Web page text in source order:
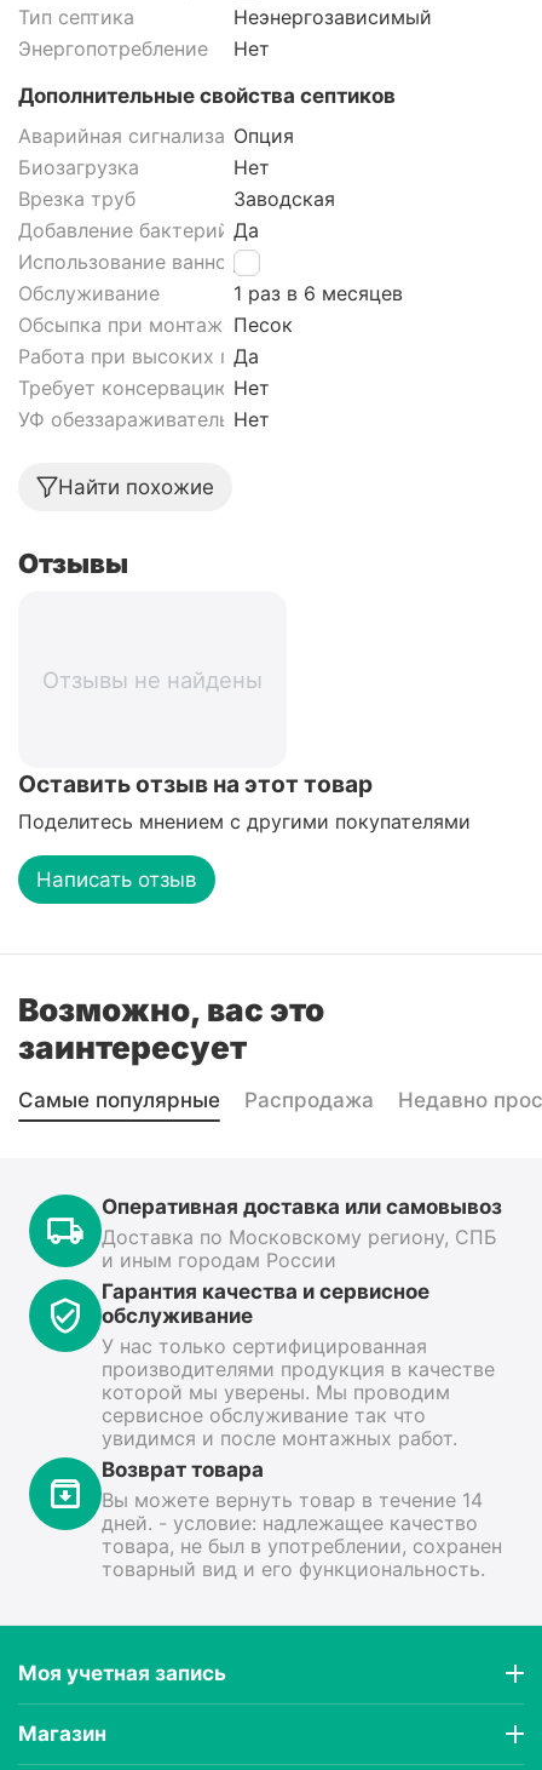
Тип септика
Неэнергозависимый
Энергопотребление
Нет
Дополнительные свойства септиков
Аварийная сигнализация септика
Опция
Биозагрузка
Нет
Врезка труб
Заводская
Добавление бактерий Да
Использование ваннойДа
Обслуживание
1 раз в 6 месяцев
Обсыпка при монтаже септика
Песок
Работа при высоких грунтовых водах септика
Да
Требует консервацию Нет
УФ обеззараживатель Нет
Найти похожие
Отзывы
Отзывы не найдены
Оставить отзыв на этот товар
Поделитесь мнением с другими покупателями
Написать отзыв
Возможно, вас это
заинтересует
Самые популярные Распродажа Недавно
Оперативная доставка или самовывоз
Доставка по Московскому региону, СПБ
и иным городам России
Гарантия качества и сервисное
обслуживание
У нас только сертифицированная
производителями продукция в качестве
которой мы уверены. Мы проводим
сервисное обслуживание так что
увидимся и после монтажных работ.
Возврат товара
Вы можете вернуть товар в течение 14
дней. - условие: надлежащее качество
товара, не был в употреблении, сохранен
товарный вид и его функциональность.
Моя учетная запись
Магазин